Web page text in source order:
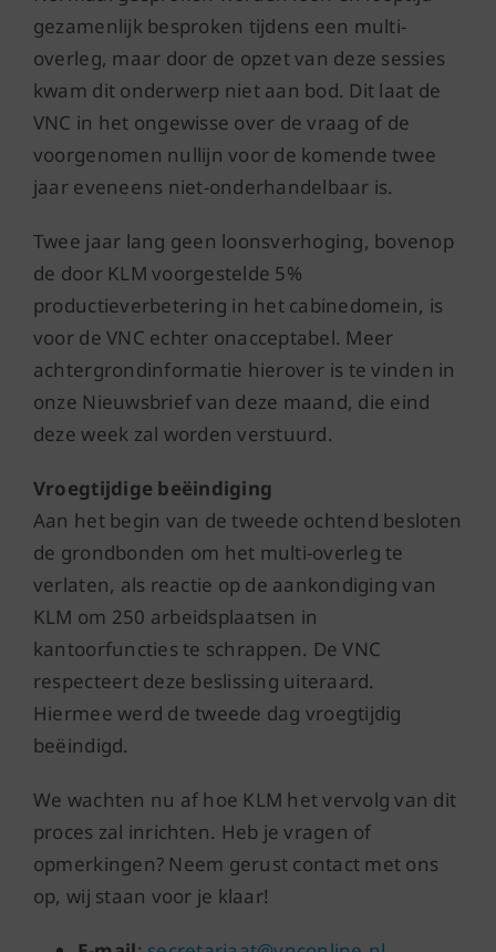
gezamenlijk besproken tijdens een multi-
overleg, maar door de opzet van deze sessies
kwam dit onderwerp niet aan bod. Dit laat de
VNC in het ongewisse over de vraag of de
voorgenomen nullijn voor de komende twee
jaar eveneens niet-onderhandelbaar is.
Twee jaar lang geen loonsverhoging, bovenop
de door KLM voorgestelde 5%
productieverbetering in het cabinedomein, is
voor de VNC echter onacceptabel. Meer
achtergrondinformatie hierover is te vinden in
onze Nieuwsbrief van deze maand, die eind
deze week zal worden verstuurd.
Vroegtijdige beëindiging
Aan het begin van de tweede ochtend besloten
de grondbonden om het multi-overleg te
verlaten, als reactie op de aankondiging van
KLM om 250 arbeidsplaatsen in
kantoorfuncties te schrappen. De VNC
respecteert deze beslissing uiteraard.
Hiermee werd de tweede dag vroegtijdig
beëindigd.
We wachten nu af hoe KLM het vervolg van dit
proces zal inrichten. Heb je vragen of
opmerkingen? Neem gerust contact met ons
op, wij staan voor je klaar!